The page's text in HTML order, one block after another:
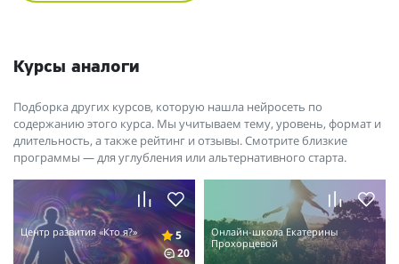
Курсы аналоги
Подборка других курсов, которую нашла нейросеть по
содержанию этого курса. Мы учитываем тему, уровень, формат и
длительность, а также рейтинг и отзывы. Смотрите близкие
программы — для углубления или альтернативного старта.
Центр развития «Кто я?»
5
20
Онлайн-школа Екатерины
Прохорцевой